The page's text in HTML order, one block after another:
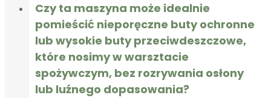
Czy ta maszyna może idealnie
pomieścić nieporęczne buty ochronne
lub wysokie buty przeciwdeszczowe,
które nosimy w warsztacie
spożywczym, bez rozrywania osłony
lub luźnego dopasowania?